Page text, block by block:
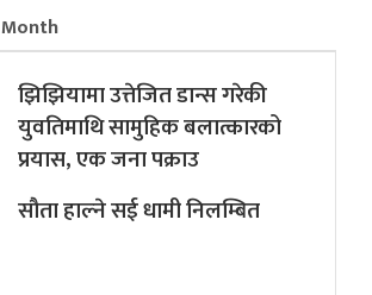
Month
झिझियामा उत्तेजित डान्स गरेकी
युवतिमाथि सामुहिक बलात्कारको
प्रयास, एक जना पक्राउ
सौता हाल्ने सई धामी निलम्बित